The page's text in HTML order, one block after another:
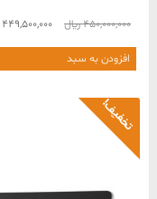
450,000,000﷼
قیمت
بود.
449,500,000
افزودن به سبد
تخفیف!